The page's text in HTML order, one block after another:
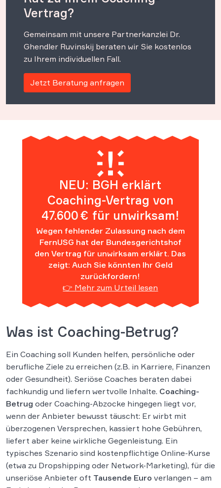
Vertrag?
Gemeinsam mit unsere Partnerkanzlei Dr.
Ghendler Ruvinskij beraten wir Sie kostenlos
zu Ihrem individuellen Fall.
Jetzt Beratung anfragen
NEU: BGH erklärt
Coaching-Vertrag von
47.600 € für unwirksam!
Wegen fehlender Zulassung nach dem
FernUSG hat der Bundesgerichtshof
den Vertrag für unwirksam erklärt. Das
zeigt: Auch Sie könnten Ihr Geld
zurückfordern!
👉 Mehr zum Urteil lesen
Was ist Coaching-Betrug?
Ein Coaching soll Kunden helfen, persönliche oder
berufliche Ziele zu erreichen (z.B. in Karriere, Finanzen
oder Gesundheit). Seriöse Coaches beraten dabei
fachkundig und liefern wertvolle Inhalte. Coaching-
Betrug oder Coaching-Abzocke hingegen liegt vor,
wenn der Anbieter bewusst täuscht: Er wirbt mit
überzogenen Versprechen, kassiert hohe Gebühren,
liefert aber keine wirkliche Gegenleistung. Ein
typisches Szenario sind kostenpflichtige Online-Kurse
(etwa zu Dropshipping oder Network-Marketing), für die
unseriöse Anbieter oft Tausende Euro verlangen – am